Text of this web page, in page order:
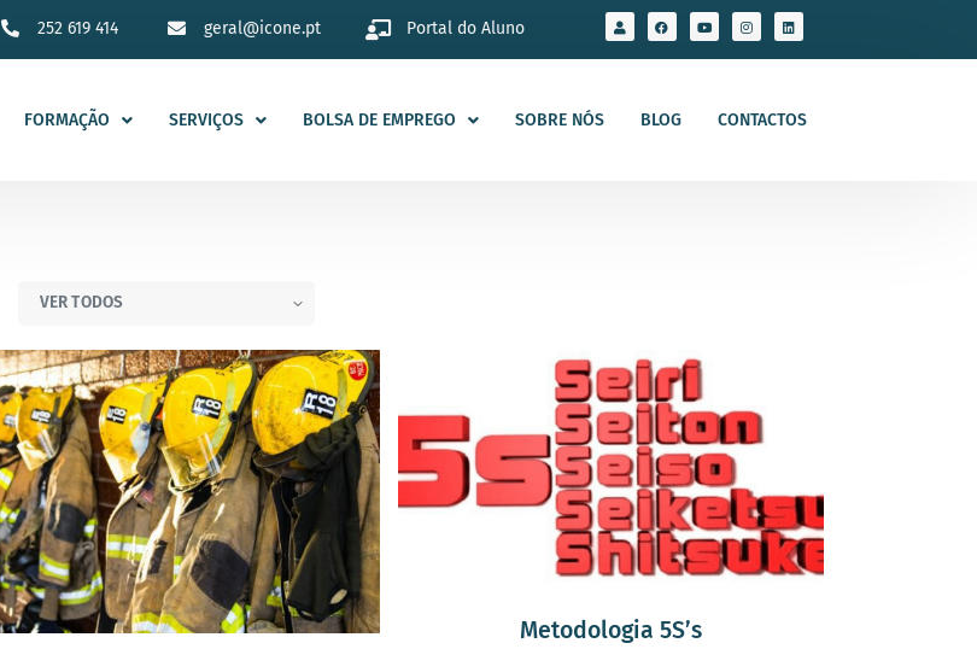
252 619 414 geral@icone.pt Portal do Aluno
FORMAÇÃO SERVIÇOS BOLSA DE EMPREGO SOBRE NÓS BLOG CONTACTOS
Metodologia 5S’s